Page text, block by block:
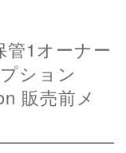
ション
販売前メ